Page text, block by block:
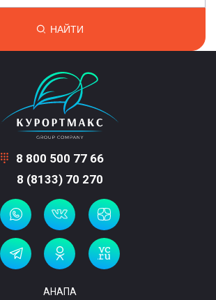
НАЙТИ
8 800 500 77 66
8 (8133) 70 270
АНАПА